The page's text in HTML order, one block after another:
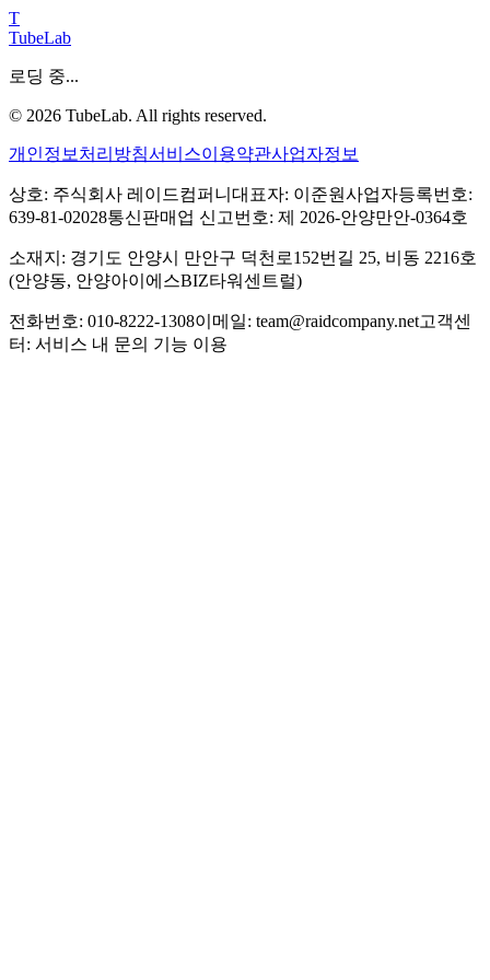
T
TubeLab
로딩 중...
© 2026 TubeLab. All rights reserved.
개인정보처리방침서비스이용약관사업자정보
상호: 주식회사 레이드컴퍼니 대표자: 이준원사업자등록번호:
639-81-02028통신판매업 신고번호: 제 2026-안양만안-0364호
소재지: 경기도 안양시 만안구 덕천로152번길 25, 비동 2216호
(안양동, 안양아이에스BIZ타워센트럴)
전화번호: 010-8222-1308이메일: team@raidcompany.net고객센
터: 서비스 내 문의 기능 이용